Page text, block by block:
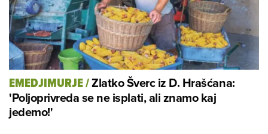
EMEDJIMURJE/Zlatko Šverc iz D. Hrašćana:
'Poljoprivreda se ne isplati, ali znamo kaj
jedemo!'